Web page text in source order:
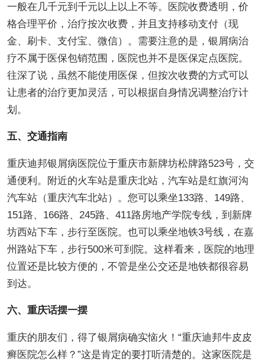
一般在几千元到千元以上以上不等。医院收费透明，价
格合理平价，治疗按次收费，并且支持移动支付（现
金、刷卡、支付宝、微信）。需要注意的是，银屑病治
疗不属于医保包销范围，医院也并不是医保定点医院。
往深了说，虽然不能使用医保，但按次收费的方式可以
让患者的治疗更加灵活，可以根据自身情况调整治疗计
划。
五、交通指南
重庆迪邦银屑病医院位于重庆市新牌坊松牌路523号，交
通便利。附近的火车站是重庆北站，汽车站是红旗河沟
汽车站（重庆汽车北站）。您可以乘坐133路、149路、
151路、166路、245路、411路房地产学院专线，到新牌
坊西站下车，步行至医院。也可以乘坐地铁3号线，在嘉
州路站下车，步行500米可到院。这样看来，医院的地理
位置还是比较方便的，不管是坐公交还是地铁都很容易
到达。
六、重庆话摆一摆
重庆的朋友们，得了银屑病确实恼火！“重庆迪邦牛皮皮
癣医院怎么样？”这是肯定的要打听清楚的。这家医院是